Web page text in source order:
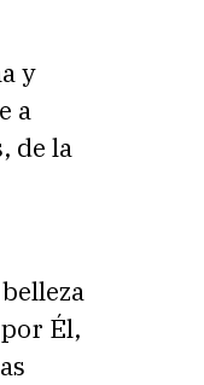
y
a
de la
Él,